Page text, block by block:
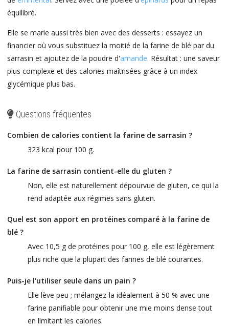
équilibré.
Elle se marie aussi très bien avec des desserts : essayez un
financier où vous substituez la moitié de la farine de blé par du
sarrasin et ajoutez de la poudre d'amande. Résultat : une saveur
plus complexe et des calories maîtrisées grâce à un index
glycémique plus bas.
Questions fréquentes
Combien de calories contient la farine de sarrasin ?
323 kcal pour 100 g.
La farine de sarrasin contient-elle du gluten ?
Non, elle est naturellement dépourvue de gluten, ce qui la
rend adaptée aux régimes sans gluten.
Quel est son apport en protéines comparé à la farine de
blé ?
Avec 10,5 g de protéines pour 100 g, elle est légèrement
plus riche que la plupart des farines de blé courantes.
Puis-je l'utiliser seule dans un pain ?
Elle lève peu ; mélangez-la idéalement à 50 % avec une
farine panifiable pour obtenir une mie moins dense tout
en limitant les calories.